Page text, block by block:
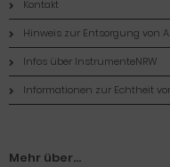
Kontakt
Hinweis zur Entsorgung von
Infos über InstrumenteNRW
Informationen zur Echtheit
Mehr über...